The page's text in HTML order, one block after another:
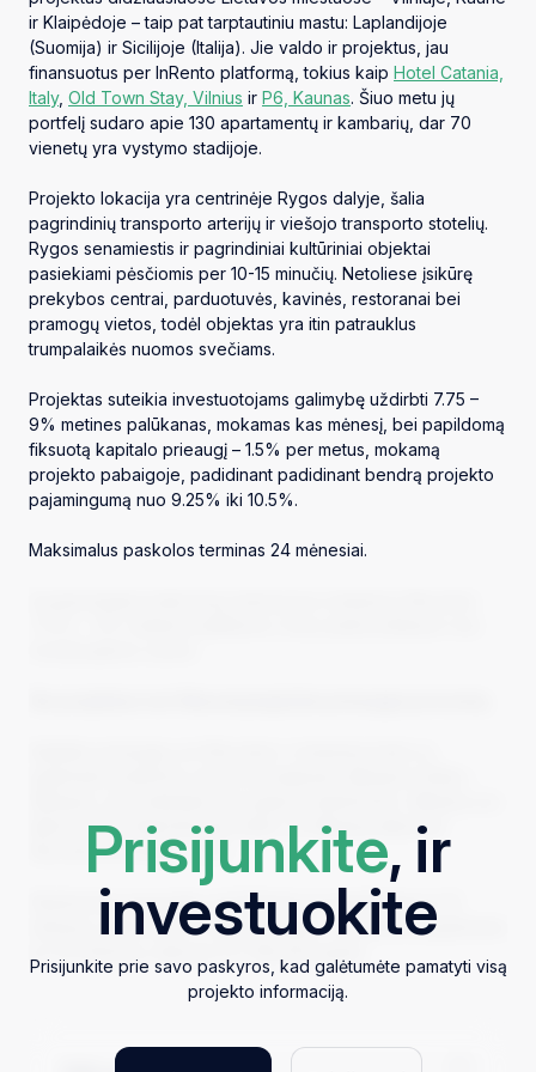
ir Klaipėdoje – taip pat tarptautiniu mastu: Laplandijoje
(Suomija) ir Sicilijoje (Italija). Jie valdo ir projektus, jau
finansuotus per InRento platformą, tokius kaip Hotel Catania,
Italy, Old Town Stay, Vilnius ir P6, Kaunas. Šiuo metu jų
portfelį sudaro apie 130 apartamentų ir kambarių, dar 70
vienetų yra vystymo stadijoje.
Projekto lokacija yra centrinėje Rygos dalyje, šalia
pagrindinių transporto arterijų ir viešojo transporto stotelių.
Rygos senamiestis ir pagrindiniai kultūriniai objektai
pasiekiami pėsčiomis per 10-15 minučių. Netoliese įsikūrę
prekybos centrai, parduotuvės, kavinės, restoranai bei
pramogų vietos, todėl objektas yra itin patrauklus
trumpalaikės nuomos svečiams.
Projektas suteikia investuotojams galimybę uždirbti 7.75 –
9% metines palūkanas, mokamas kas mėnesį, bei papildomą
fiksuotą kapitalo prieaugį – 1.5% per metus, mokamą
projekto pabaigoje, padidinant padidinant bendrą projekto
pajamingumą nuo 9.25% iki 10.5%.
Maksimalus paskolos terminas 24 mėnesiai.
laikomi vieni kalendoriniai metai. Už Atkarpą taikomas
fiksuotas prieaugis – 1.5%.
Skaičiavimo pavyzdys: jei Paskola yra grąžinama po 12
mėnesių, taikoma 1.5% fiksuota grąža. Jei paskola grąžinama
Prisijunkite, ir
investuokite
Prisijunkite prie savo paskyros, kad galėtumėte pamatyti visą
projekto informaciją.